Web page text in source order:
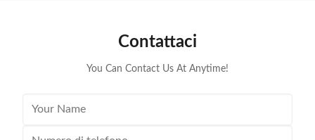
Contattaci
You Can Contact Us At Anytime!